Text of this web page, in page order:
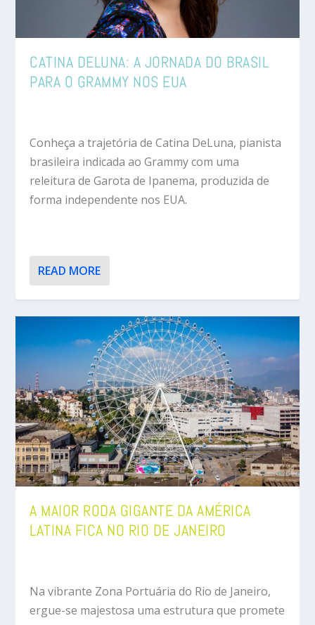
CATINA DELUNA: A JORNADA DO BRASIL
PARA O GRAMMY NOS EUA
Conheça a trajetória de Catina DeLuna, pianista
brasileira indicada ao Grammy com uma
releitura de Garota de Ipanema, produzida de
forma independente nos EUA.
READ MORE
A MAIOR RODA GIGANTE DA AMÉRICA
LATINA FICA NO RIO DE JANEIRO
Na vibrante Zona Portuária do Rio de Janeiro,
ergue-se majestosa uma estrutura que promete